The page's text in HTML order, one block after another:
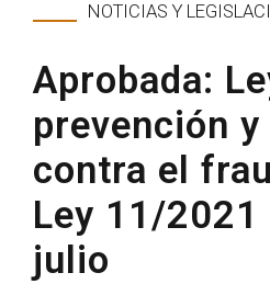
NOTICIAS Y
Aprobada:
prevención
contra el
Ley 11/2021
julio